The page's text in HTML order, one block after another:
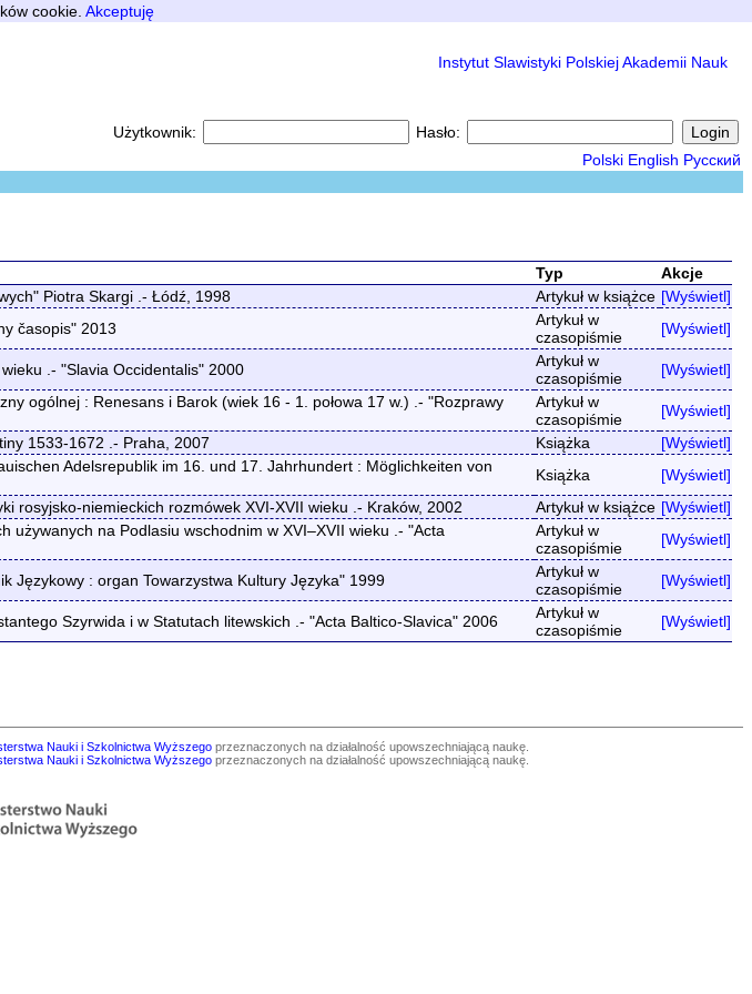
cookie. Akceptuję
Instytut Slawistyki Polskiej Akademii Nauk
Użytkownik:
Hasło:
Polski English Русский
Typ
Akcje
Piotra Skargi .- Łódź, 1998
Artykuł w książce [Wyświetl]
časopis" 2013
Artykuł w
czasopiśmie
[Wyświetl]
.- "Slavia Occidentalis" 2000
Artykuł w
czasopiśmie
[Wyświetl]
ogólnej : Renesans i Barok (wiek 16 - 1. połowa 17 w.) .- "Rozprawy
Artykuł w
czasopiśmie
[Wyświetl]
1533-1672 .- Praha, 2007
Książka
[Wyświetl]
Adelsrepublik im 16. und 17. Jahrhundert : Möglichkeiten von
Książka
[Wyświetl]
rosyjsko-niemieckich rozmówek XVI-XVII wieku .- Kraków, 2002
Artykuł w książce [Wyświetl]
używanych na Podlasiu wschodnim w XVI–XVII wieku .- "Acta
Artykuł w
czasopiśmie
[Wyświetl]
Językowy : organ Towarzystwa Kultury Języka" 1999
Artykuł w
czasopiśmie
[Wyświetl]
Szyrwida i w Statutach litewskich .- "Acta Baltico-Slavica" 2006
Artykuł w
czasopiśmie
[Wyświetl]
Nauki i Szkolnictwa Wyższegoprzeznaczonych na działalność upowszechniającą naukę.
Nauki i Szkolnictwa Wyższegoprzeznaczonych na działalność upowszechniającą naukę.